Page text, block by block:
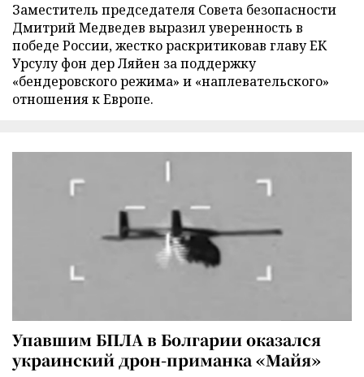
Заместитель председателя Совета безопасности
Дмитрий Медведев выразил уверенность в
победе России, жестко раскритиковав главу ЕК
Урсулу фон дер Ляйен за поддержку
«бендеровского режима» и «наплевательского»
отношения к Европе.
Упавшим БПЛА в Болгарии оказался
украинский дрон-приманка «Майя»